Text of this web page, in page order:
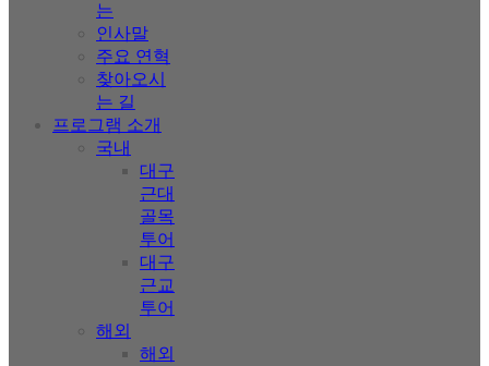
는
인사말
주요 연혁
찾아오시
는 길
프로그램 소개
국내
대구
근대
골목
투어
대구
근교
투어
해외
해외